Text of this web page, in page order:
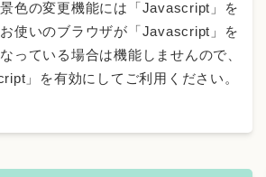
色の変更機能には「Javascript」を
使いのブラウザが「Javascript」を
っている場合は機能しませんので、
」を有効にしてご利用ください。